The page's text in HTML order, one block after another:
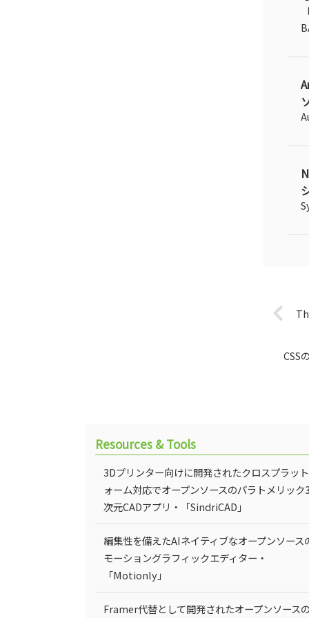
CSS
Resources & Tools
3Dプリンター向けに開発されたクロスプラッ
ォーム対応でオープンソースのパラトメリック
次元CADアプリ・「SindriCAD」
編集性を備えたAIネイティブなオープンソース
モーショングラフィックエディター・
「Motionly」
Framer代替として開発されたオープンソース